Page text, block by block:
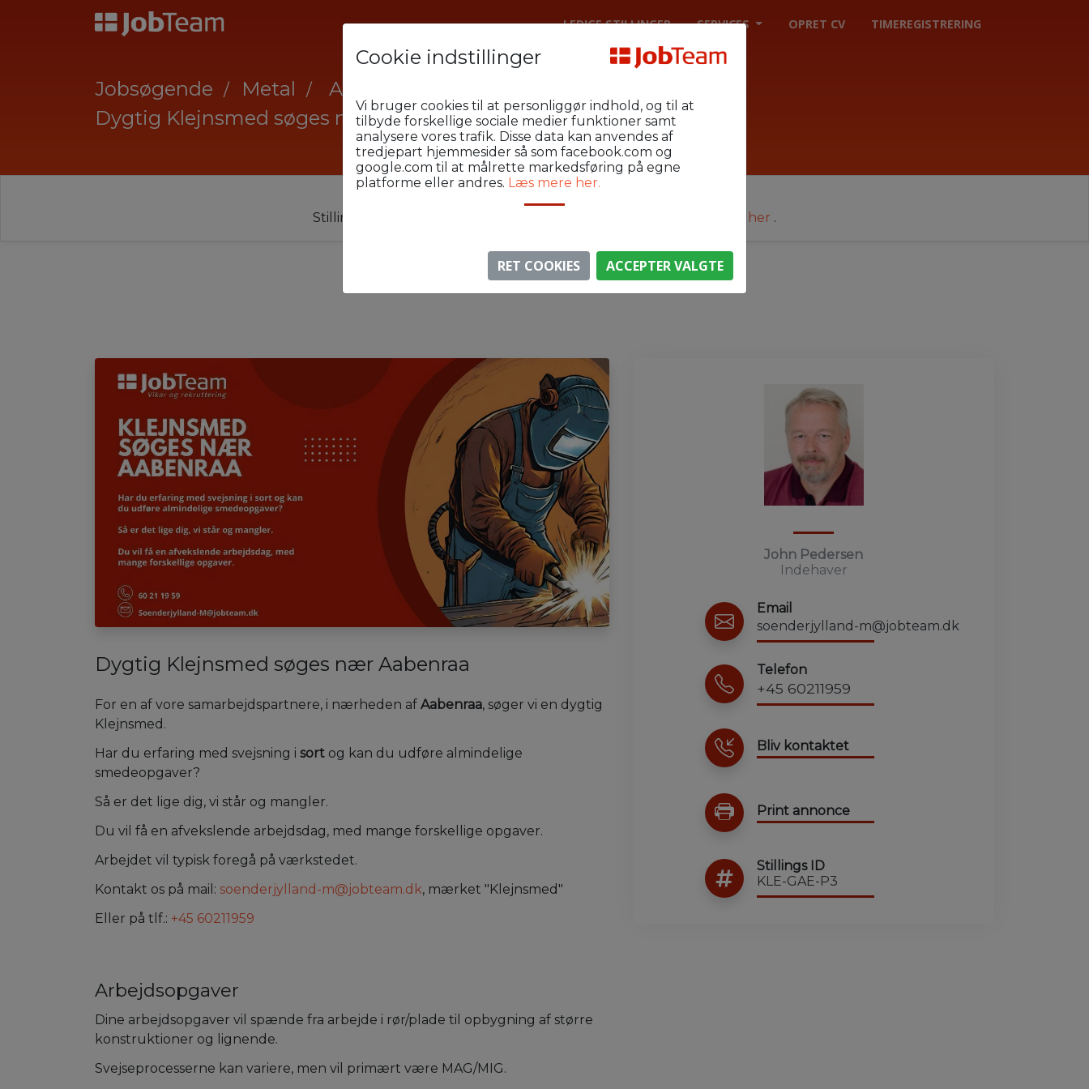
LEDIGE STILLINGER SERVICES OPRET CV TIMEREGISTRERING
Jobsøgende Metal Aabenraa Metal
Dygtig Klejnsmed søges nær Aabenraa
Stillingen er ikke længere aktiv, men du kan
se lignende annoncer her .
Dygtig Klejnsmed søges nær Aabenraa
For en af vore samarbejdspartnere, i nærheden af Aabenraa, søger vi en dygtig
Klejnsmed.
Har du erfaring med svejsning i sort og kan du udføre almindelige
smedeopgaver?
Så er det lige dig, vi står og mangler.
Du vil få en afvekslende arbejdsdag, med mange forskellige opgaver.
Arbejdet vil typisk foregå på værkstedet.
Kontakt os på mail: soenderjylland-m@jobteam.dk, mærket "Klejnsmed"
Eller på tlf.: +45 60211959
Arbejdsopgaver
Dine arbejdsopgaver vil spænde fra arbejde i rør/plade til opbygning af større
konstruktioner og lignende.
Svejseprocesserne kan variere, men vil primært være MAG/MIG.
John Pedersen
Indehaver
Email
soenderjylland-m@jobteam.dk
Telefon
+45 60211959
Bliv kontaktet
Print annonce
Stillings ID
KLE-GAE-P3
Cookie indstillinger
Vi bruger cookies til at personliggør indhold, og til at
tilbyde forskellige sociale medier funktioner samt
analysere vores trafik. Disse data kan anvendes af
tredjepart hjemmesider så som facebook.com og
google.com til at målrette markedsføring på egne
platforme eller andres. Læs mere her.
RET COOKIES ACCEPTER VALGTE